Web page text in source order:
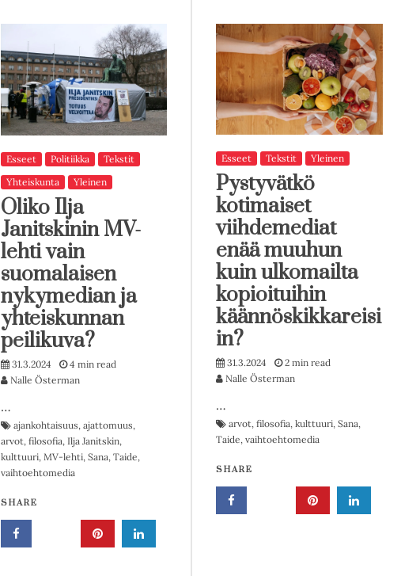
Esseet Politiikka
Tekstit
Yhteiskunta
Yleinen
Oliko Ilja
Janitskinin MV-
lehti vain
suomalaisen
nykymedian ja
yhteiskunnan
peilikuva?
31.3.2024
4 min read
Nalle Österman
…
ajankohtaisuus, ajattomuus,
arvot, filosofia, Ilja Janitskin,
kulttuuri, MV-lehti, Sana, Taide,
vaihtoehtomedia
SHARE
Esseet Tekstit Yleinen
Pystyvätkö
kotimaiset
viihdemediat
enää muuhun
kuin ulkomailta
kopioituihin
käännöskikkareisi
in?
31.3.2024
2 min read
Nalle Österman
…
arvot, filosofia, kulttuuri, Sana,
Taide, vaihtoehtomedia
SHARE